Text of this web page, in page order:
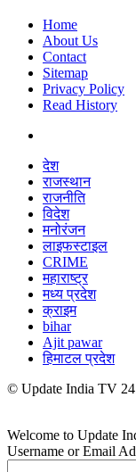
Home
About Us
Contact
Sitemap
Privacy Policy
Read History
देश
राजस्थान
राजनीति
विदेश
मनोरंजन
लाइफस्टाइल
CRIME
महाराष्ट्र
मध्य प्रदेश
क्राइम
bihar
Ajit pawar
हिमाटल प्रदेश
© Update India TV
Welcome to Update
Username or Email